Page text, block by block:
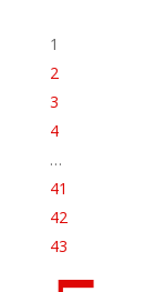
1
2
3
4
…
41
42
43